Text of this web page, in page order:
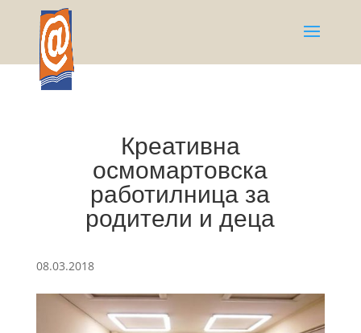
Креативна
осмомартовска
работилница за
родители и деца
08.03.2018